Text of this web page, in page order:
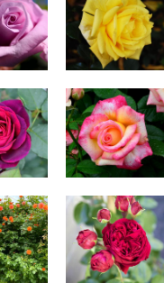
Landora
Sheila's Perfume
Red Peony